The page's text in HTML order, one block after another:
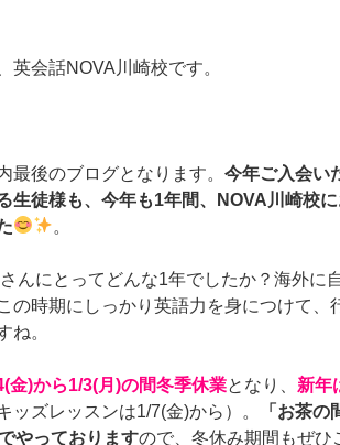
英会話NOVA川崎校です。
最後のブログとなります。 今年ご入会い
生徒様も、今年も1年間、NOVA川崎校
。
んにとってどんな1年でしたか？海外に
の時期にしっかり英語力を身につけて
ね。
金)から1/3(月)の間冬季休業となり、 新年
ッズレッスンは1/7(金)から）。
「お茶
やっておりますので、冬休み期間もぜひ